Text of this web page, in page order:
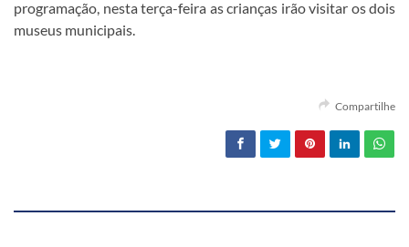
programação, nesta terça-feira as crianças irão visitar os dois
museus municipais.
Compartilhe